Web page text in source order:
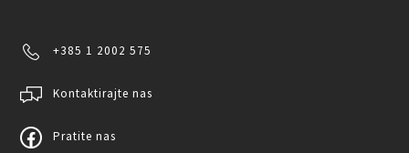
+385 1 2002 575
Kontaktirajte nas
Pratite nas